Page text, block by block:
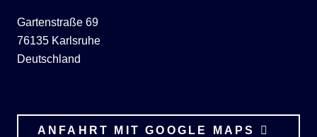
Gartenstraße 69
76135 Karlsruhe
Deutschland
ANFAHRT MIT GOOGLE MAPS